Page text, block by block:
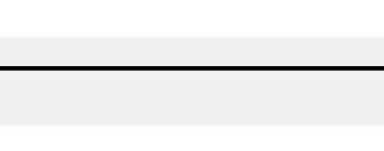
Hurtigvisning